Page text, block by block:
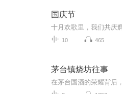
国庆节
10 465
茅台镇烧坊往事